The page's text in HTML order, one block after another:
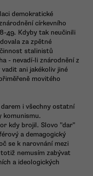
demokratické
církevního
49. Kdyby tak neučinili
za zpětné
stalinistů
- nevadí-li znárodnění z
ani jakékoliv jiné
movitého
i všechny ostatní
komunismu.
kdy brojil. Slovo "dar"
a demagogický
se k narovnání mezi
nemusím zabývat
a ideologických